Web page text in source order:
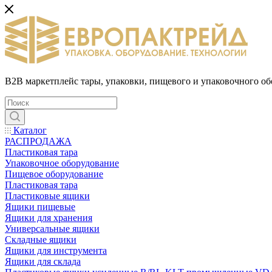
B2B маркетплейс тары, упаковки, пищевого и упаковочного
Каталог
РАСПРОДАЖА
Пластиковая тара
Упаковочное оборудование
Пищевое оборудование
Пластиковая тара
Пластиковые ящики
Ящики пищевые
Ящики для хранения
Универсальные ящики
Складные ящики
Ящики для инструмента
Ящики для склада